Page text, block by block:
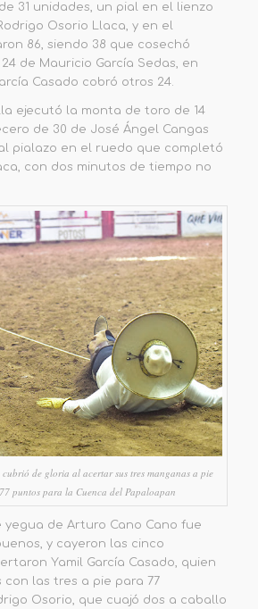
31 unidades, un pial en el lienzo
Osorio Llaca, y en el
86, siendo 38 que cosechó
de Mauricio García Sedas, en
Casado cobró otros 24.
ejecutó la monta de toro de 14
de 30 de José Ángel Cangas
pialazo en el ruedo que completó
con dos minutos de tiempo no
cubrió de gloria al acertar sus tres manganas a pie
puntos para la Cuenca del Papaloapan
yegua de Arturo Cano Cano fue
y cayeron las cinco
Yamil García Casado, quien
las tres a pie para 77
Osorio, que cuajó dos a caballo